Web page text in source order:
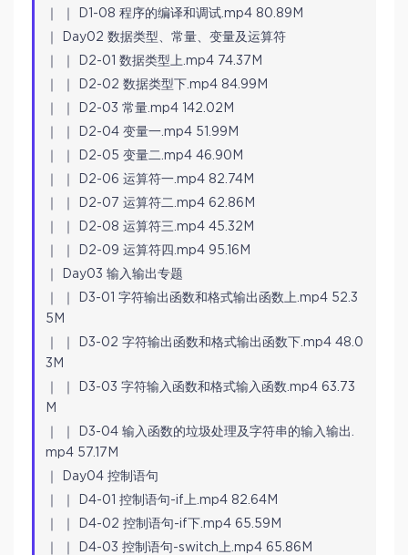
｜ ｜ D1-08 程序的编译和调试.mp4 80.89M
｜ Day02 数据类型、常量、变量及运算符
｜ ｜ D2-01 数据类型上.mp4 74.37M
｜ ｜ D2-02 数据类型下.mp4 84.99M
｜ ｜ D2-03 常量.mp4 142.02M
｜ ｜ D2-04 变量一.mp4 51.99M
｜ ｜ D2-05 变量二.mp4 46.90M
｜ ｜ D2-06 运算符一.mp4 82.74M
｜ ｜ D2-07 运算符二.mp4 62.86M
｜ ｜ D2-08 运算符三.mp4 45.32M
｜ ｜ D2-09 运算符四.mp4 95.16M
｜ Day03 输入输出专题
｜ ｜ D3-01 字符输出函数和格式输出函数上.mp4 52.3
5M
｜ ｜ D3-02 字符输出函数和格式输出函数下.mp4 48.0
3M
｜ ｜ D3-03 字符输入函数和格式输入函数.mp4 63.73
M
｜ ｜ D3-04 输入函数的垃圾处理及字符串的输入输出.
mp4 57.17M
｜ Day04 控制语句
｜ ｜ D4-01 控制语句-if上.mp4 82.64M
｜ ｜ D4-02 控制语句-if下.mp4 65.59M
｜ ｜ D4-03 控制语句-switch上.mp4 65.86M